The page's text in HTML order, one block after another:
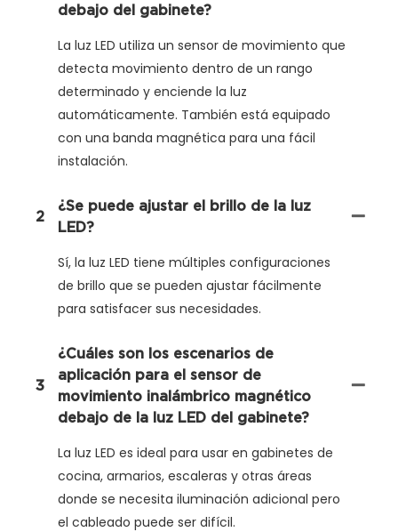
debajo del gabinete?
La luz LED utiliza un sensor de movimiento que
detecta movimiento dentro de un rango
determinado y enciende la luz
automáticamente. También está equipado
con una banda magnética para una fácil
instalación.
2
¿Se puede ajustar el brillo de la luz
LED?
Sí, la luz LED tiene múltiples configuraciones
de brillo que se pueden ajustar fácilmente
para satisfacer sus necesidades.
3
¿Cuáles son los escenarios de
aplicación para el sensor de
movimiento inalámbrico magnético
debajo de la luz LED del gabinete?
La luz LED es ideal para usar en gabinetes de
cocina, armarios, escaleras y otras áreas
donde se necesita iluminación adicional pero
el cableado puede ser difícil.